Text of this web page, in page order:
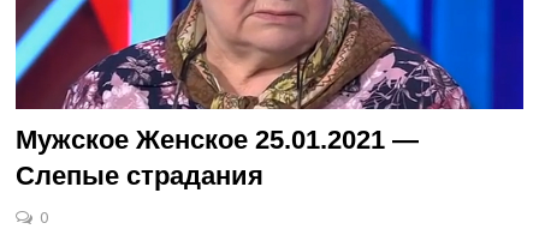
Мужское Женское 25.01.2021 —
Слепые страдания
0